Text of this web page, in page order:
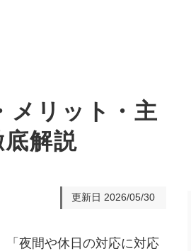
メリット・主
解説
更新日 2026/05/30
「夜間や休日の対応に対応